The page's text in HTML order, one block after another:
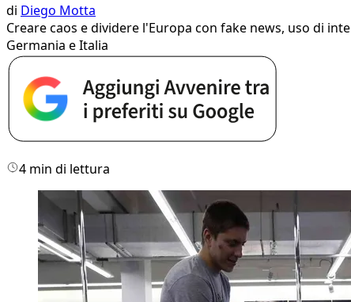
di Diego Motta
Creare caos e dividere l'Europa con fake news, uso di
Germania e Italia
4 min di lettura